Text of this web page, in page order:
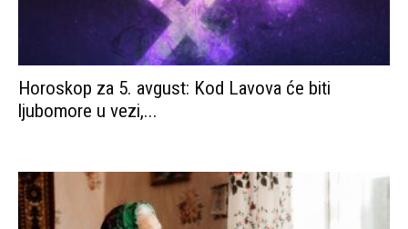
Horoskop za 5. avgust: Kod Lavova će biti
ljubomore u vezi,...